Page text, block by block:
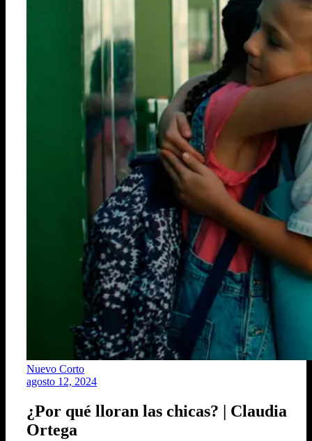
Nuevo Corto
agosto 12, 2024
¿Por qué lloran las chicas? | Claudia
Ortega